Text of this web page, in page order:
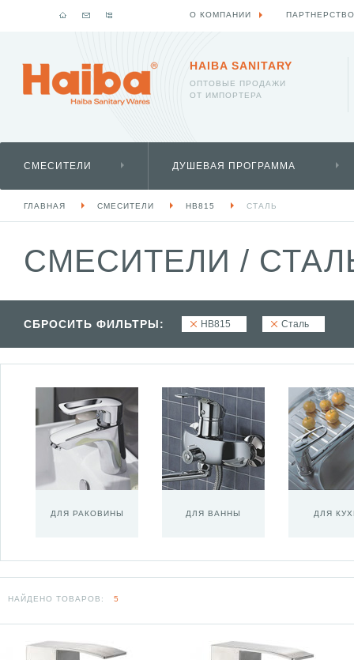
HAIBA SANITARY
ОПТОВЫЕ ПРОДАЖИ
ОТ ИМПОРТЕРА
СМЕСИТЕЛИ ДУШЕВАЯ ПРОГРАММА
ГЛАВНАЯ СМЕСИТЕЛИ HB815 СТАЛЬ
СМЕСИТЕЛИ /
СБРОСИТЬ ФИЛЬТРЫ: HB815 Сталь
ДЛЯ РАКОВИНЫ ДЛЯ ВАННЫ ДЛЯ
НАЙДЕНО ТОВАРОВ: 5
О КОМПАНИИ ПАРТНЕРСТВО